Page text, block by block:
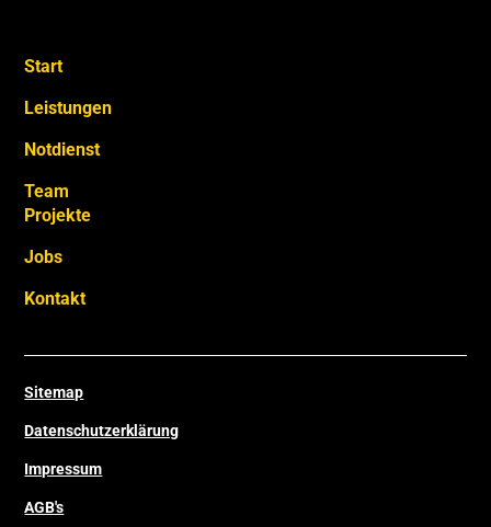
Start
Leistungen
Notdienst
Team
Projekte
Jobs
Kontakt
Sitemap
Datenschutzerklärung
Impressum
AGB's